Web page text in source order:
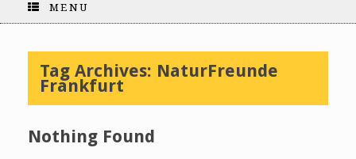
MENU
Tag Archives: NaturFreunde
Frankfurt
Nothing Found